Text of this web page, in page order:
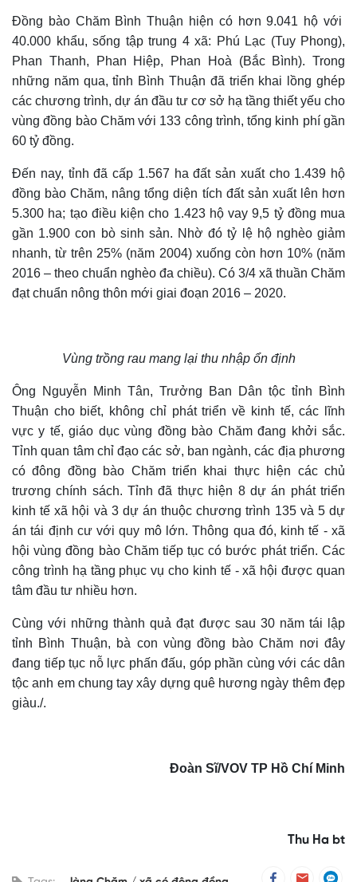
Đồng bào Chăm Bình Thuận hiện có hơn 9.041 hộ với
40.000 khẩu, sống tập trung 4 xã: Phú Lạc (Tuy Phong),
Phan Thanh, Phan Hiệp, Phan Hoà (Bắc Bình). Trong
những năm qua, tỉnh Bình Thuận đã triển khai lồng ghép
các chương trình, dự án đầu tư cơ sở hạ tầng thiết yếu cho
vùng đồng bào Chăm với 133 công trình, tổng kinh phí gần
60 tỷ đồng.
Đến nay, tỉnh đã cấp 1.567 ha đất sản xuất cho 1.439 hộ
đồng bào Chăm, nâng tổng diện tích đất sản xuất lên hơn
5.300 ha; tạo điều kiện cho 1.423 hộ vay 9,5 tỷ đồng mua
gần 1.900 con bò sinh sản. Nhờ đó tỷ lệ hộ nghèo giảm
nhanh, từ trên 25% (năm 2004) xuống còn hơn 10% (năm
2016 – theo chuẩn nghèo đa chiều). Có 3/4 xã thuần Chăm
đạt chuẩn nông thôn mới giai đoạn 2016 – 2020.
Vùng trồng rau mang lại thu nhập ổn định
Ông Nguyễn Minh Tân, Trưởng Ban Dân tộc tỉnh Bình
Thuận cho biết, không chỉ phát triển về kinh tế, các lĩnh
vực y tế, giáo dục vùng đồng bào Chăm đang khởi sắc.
Tỉnh quan tâm chỉ đạo các sở, ban ngành, các địa phương
có đông đồng bào Chăm triển khai thực hiện các chủ
trương chính sách. Tỉnh đã thực hiện 8 dự án phát triển
kinh tế xã hội và 3 dự án thuộc chương trình 135 và 5 dự
án tái định cư với quy mô lớn. Thông qua đó, kinh tế - xã
hội vùng đồng bào Chăm tiếp tục có bước phát triển. Các
công trình hạ tầng phục vụ cho kinh tế - xã hội được quan
tâm đầu tư nhiều hơn.
Cùng với những thành quả đạt được sau 30 năm tái lập
tỉnh Bình Thuận, bà con vùng đồng bào Chăm nơi đây
đang tiếp tục nỗ lực phấn đấu, góp phần cùng với các dân
tộc anh em chung tay xây dựng quê hương ngày thêm đẹp
giàu./.
Đoàn Sĩ/VOV TP Hồ Chí Minh
Thu Ha bt